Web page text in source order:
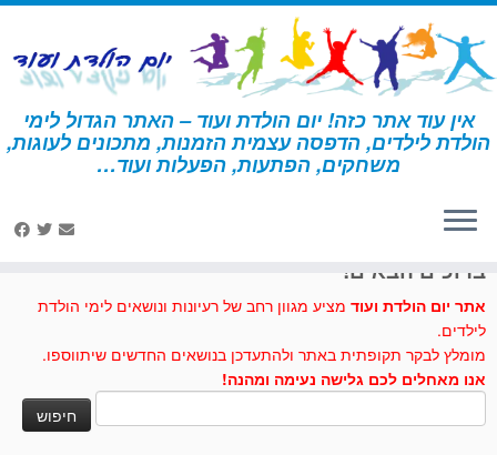
דלג
לתוכן
אין עוד אתר כזה! יום הולדת ועוד – האתר הגדול לימי
הולדת לילדים, הדפסה עצמית הזמנות, מתכונים לעוגות,
משחקים, הפתעות, הפעלות ועוד… דף הבית » אימוג'י
ברוכים הבאים!
אתר יום הולדת ועוד מציע מגוון רחב של רעיונות ונושאים לימי הולדת
לילדים.
מומלץ לבקר תקופתית באתר ולהתעדכן בנושאים החדשים שיתווספו.
אנו מאחלים לכם גלישה נעימה ומהנה!